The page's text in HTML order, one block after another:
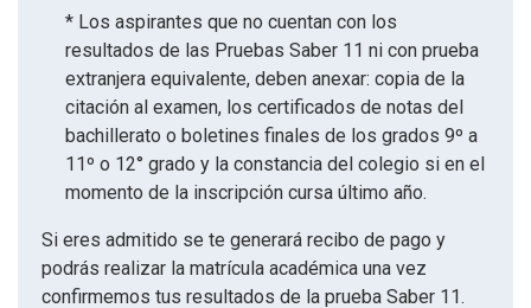
* Los aspirantes que no cuentan con los
resultados de las Pruebas Saber 11 ni con prueba
extranjera equivalente, deben anexar: copia de la
citación al examen, los certificados de notas del
bachillerato o boletines finales de los grados 9º a
11º o 12° grado y la constancia del colegio si en el
momento de la inscripción cursa último año.
Si eres admitido se te generará recibo de pago y
podrás realizar la matrícula académica una vez
confirmemos tus resultados de la prueba Saber 11.